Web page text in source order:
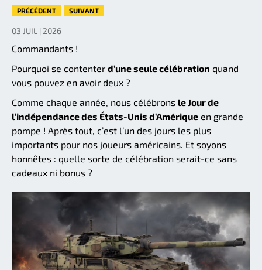
PRÉCÉDENT SUIVANT
03 JUIL | 2026
Commandants !
Pourquoi se contenter d’une seule célébration quand
vous pouvez en avoir deux ?
Comme chaque année, nous célébrons le Jour de
l’indépendance des États-Unis d’Amérique en grande
pompe ! Après tout, c’est l’un des jours les plus
importants pour nos joueurs américains. Et soyons
honnêtes : quelle sorte de célébration serait-ce sans
cadeaux ni bonus ?